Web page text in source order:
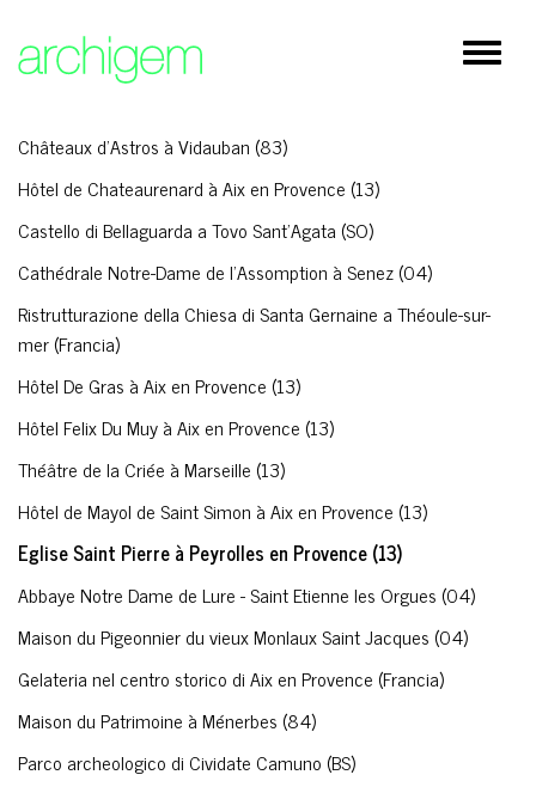
×
Residenziale
Istruzione / Sanità
Spazi pubblici
Direzionale / Commerciale
Architettura d'interni/ Design
Rilievi
Lavori in corso
Châteaux d'Astros à Vidauban (83)
Hôtel de Chateaurenard à Aix en Provence (13)
Castello di Bellaguarda a Tovo Sant'Agata (SO)
Cathédrale Notre-Dame de l'Assomption à Senez (04)
Ristrutturazione della Chiesa di Santa Gernaine a Théoule-sur-
mer (Francia)
Hôtel De Gras à Aix en Provence (13)
Hôtel Felix Du Muy à Aix en Provence (13)
Théâtre de la Criée à Marseille (13)
Hôtel de Mayol de Saint Simon à Aix en Provence (13)
Eglise Saint Pierre à Peyrolles en Provence (13)
Abbaye Notre Dame de Lure - Saint Etienne les Orgues (04)
Maison du Pigeonnier du vieux Monlaux Saint Jacques (04)
Gelateria nel centro storico di Aix en Provence (Francia)
Maison du Patrimoine à Ménerbes (84)
Parco archeologico di Cividate Camuno (BS)